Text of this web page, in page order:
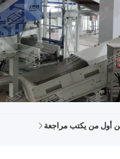
أول من يكتب مراجعة